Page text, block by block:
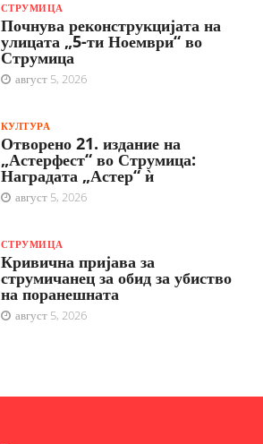
СТРУМИЦА
Почнува реконструкцијата на
улицата „5-ти Ноември“ во
Струмица
август 5, 2026
КУЛТУРА
Отворено 21. издание на
„Астерфест“ во Струмица:
Наградата „Астер“ ѝ
август 5, 2026
СТРУМИЦА
Кривична пријава за
струмичанец за обид за убиство
на поранешната
август 5, 2026